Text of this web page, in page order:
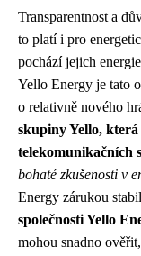
Transparentnost a
to platí i pro
pochází jejich
Yello Energy je tato
o relativně nového
skupiny Yello,
telekomunikačních
bohaté zkušenosti v
Energy zárukou
společnosti Yello
mohou snadno